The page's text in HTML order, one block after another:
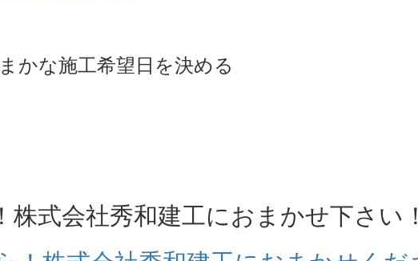
かな施工希望日を決める
株式会社秀和建工におまかせ下さい！